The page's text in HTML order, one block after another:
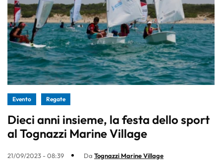
Evento Regate
Dieci anni insieme, la festa dello sport
al Tognazzi Marine Village
21/09/2023 - 08:39 Da Tognazzi Marine Village